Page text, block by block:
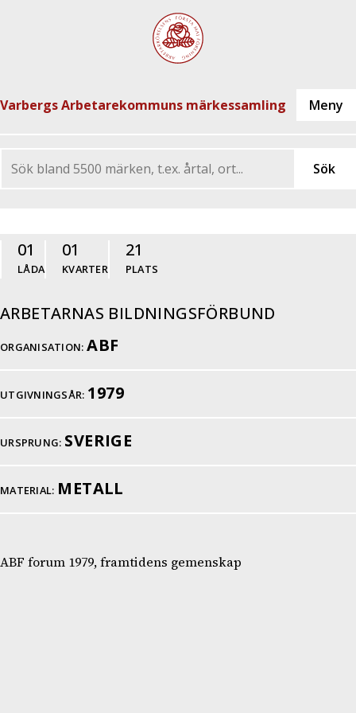
Varbergs Arbetarekommuns märkessamling
01
LÅDA
01
KVARTER
21
PLATS
ARBETARNAS BILDNINGSFÖRBUND
ORGANISATION: ABF
UTGIVNINGSÅR: 1979
URSPRUNG: SVERIGE
MATERIAL: METALL
ABF forum 1979, framtidens gemenskap